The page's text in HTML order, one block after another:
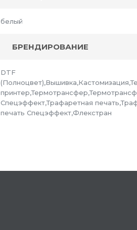
белый
БРЕНДИРОВАНИЕ
DTF
Спецэффект,Трафаретная
печать Спецэффект,Флекстран